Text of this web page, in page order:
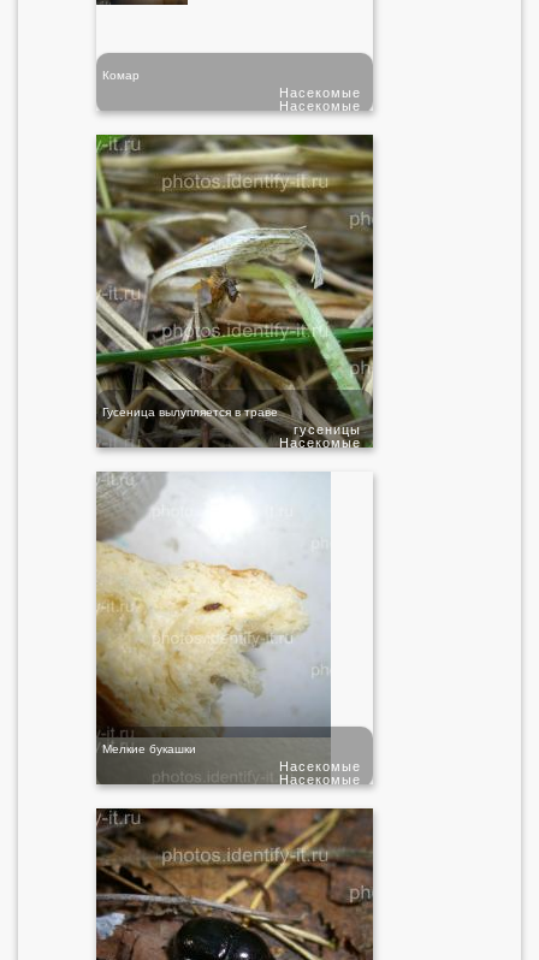
Комар
Насекомые
Насекомые
Гусеница вылупляется в траве
Насекомые
гусеницы
Мелкие букашки
Насекомые
Насекомые